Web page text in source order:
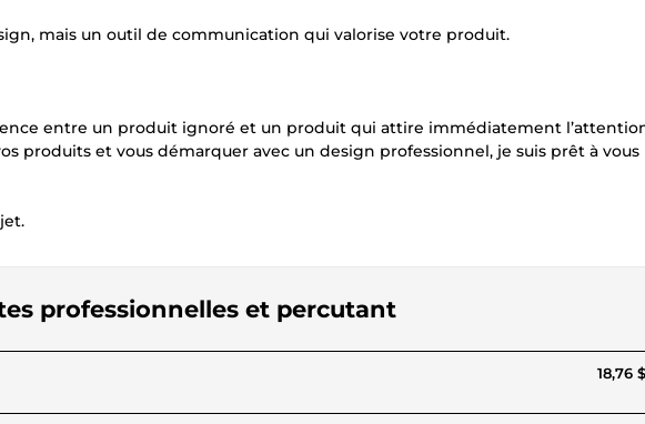
mais un outil de communication qui valorise votre produit.
entre un produit ignoré et un produit qui attire immédiatement
produits et vous démarquer avec un design professionnel, je suis prêt à vous
professionnelles et percutant
18,76